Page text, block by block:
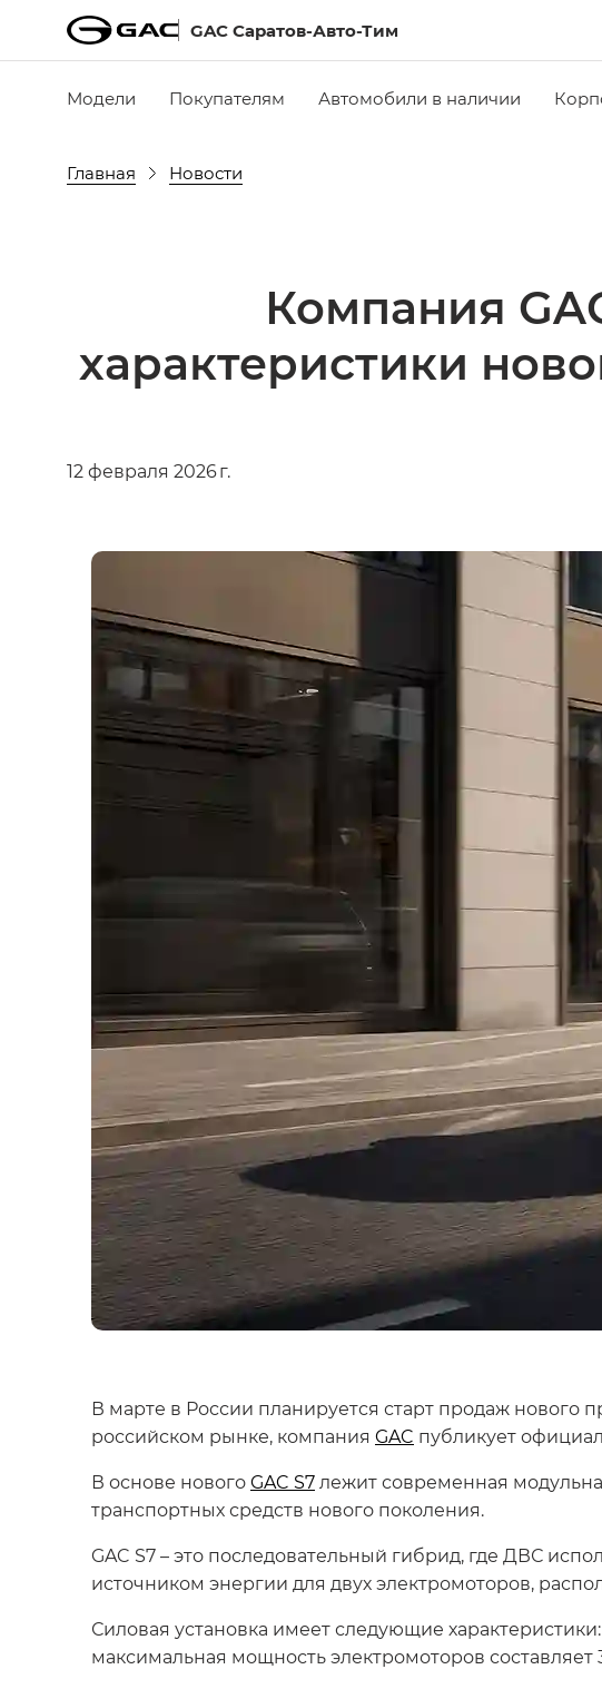
GAC Саратов-Авто-Тим
Модели Покупателям Автомобили в наличии
Главная Новости
Компания
характеристики
12 февраля 2026 г.
В марте в России планируется старт продаж нового
российском рынке, компания GAC публикует
В основе новогоGAC S7 лежит современная
транспортных средств нового поколения.
GAC S7 – это последовательный гибрид, где ДВС
источником энергии для двух электромоторов,
Силовая установка имеет следующие
максимальная мощность электромоторов составляет